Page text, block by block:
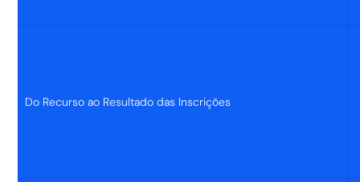
Do Recurso ao Resultado das Inscrições